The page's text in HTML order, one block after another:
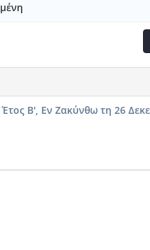
Β', Εν Ζακύνθω τη 26